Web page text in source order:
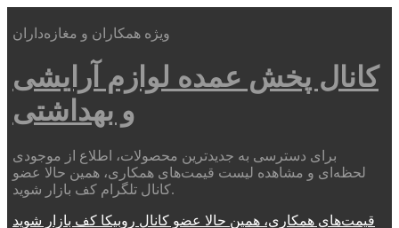
ویژه همکاران و مغازه‌داران
کانال پخش عمده لوازم آرایشی
و بهداشتی
برای دسترسی به جدیدترین محصولات، اطلاع از موجودی
لحظه‌ای و مشاهده لیست قیمت‌های همکاری، همین حالا عضو
کانال تلگرام کف بازار شوید.
قیمت‌های همکاری، همین حالا عضو کانال روبیکا کف بازار شوید